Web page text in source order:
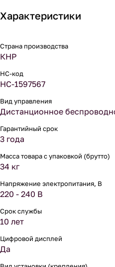
Характеристики
Страна производства
КНР
НС-код
НС-1597567
Вид управления
Дистанционное
Гарантийный срок
3 года
Масса товара с упаковкой (брутто)
34 кг
Напряжение электропитания, В
220 - 240 В
Срок службы
10 лет
Цифровой дисплей
Да